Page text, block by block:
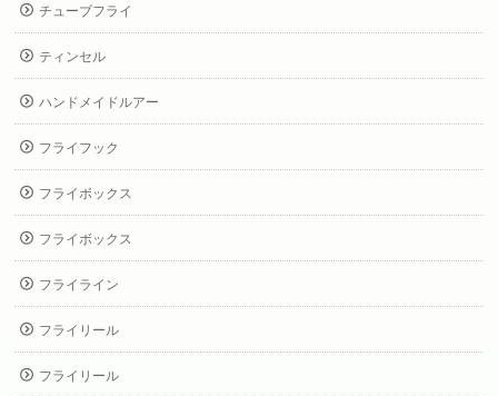
チューブフライ
ティンセル
ハンドメイドルアー
フライフック
フライボックス
フライボックス
フライライン
フライリール
フライリール